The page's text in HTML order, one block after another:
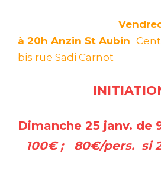
Vendredi 23
à 20h Anzin St Aubin
bis rue Sadi Carnot
Dimanche 25 janv. de
100€ ; 80€/pers. si